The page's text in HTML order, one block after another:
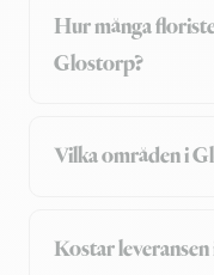
Hur många
Glostorp?
Vilka områden i
Kostar